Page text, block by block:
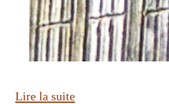
Lire la suite